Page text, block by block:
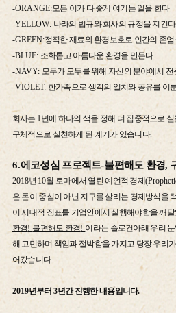
-ORANGE:모든 이가 다 좋게 여기는 일을 한다
-YELLOW: 나라의 법규와 회사의 규정을 지킨다.
-GREEN:정직한 재료와 환경보호로 인간의 존
-BLUE: 조화롭고 아름다운 환경을 만든다.
-NAVY: 모두가 모두를 위해 자신의 분야에서 전
-VIOLET: 한가족으로 생각의 일치와 공유를 이
회사는 1년에 하나의 색을 정해 더 집중적으로
구체적으로 실천하게 된 계기가 있습니다.
6.에코성심 프로젝트-불편해도 환경,
2018년 10월 로마에서 열린 예언적 경제
은 돈이 중심이 아닌 지구를 살리는 경제방식을
이 시대적 징표를 기업안에서 실행해야함을 깨
환경! 불편해도 환경! 이라는 슬로건아래 우리
해 고민하며 책임과 절박함을 가지고 당장 우리
어갔습니다.
2019년부터3년간 진행한 내용입니다.